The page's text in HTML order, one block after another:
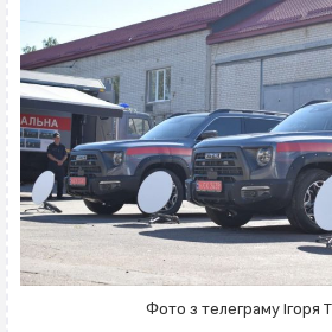
Фото з телеграму Ігоря